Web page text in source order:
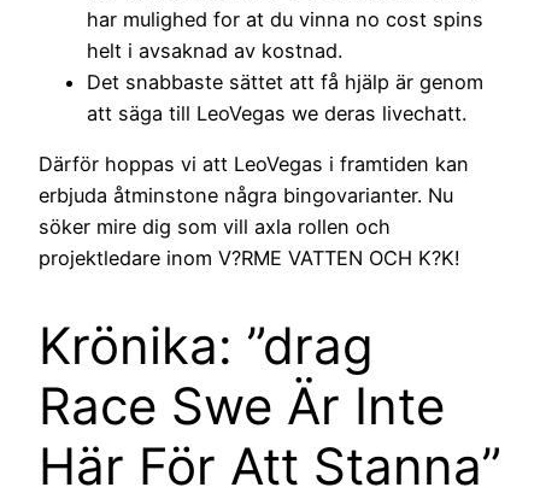
har mulighed for at du vinna no cost spins
helt i avsaknad av kostnad.
Det snabbaste sättet att få hjälp är genom
att säga till LeoVegas we deras livechatt.
Därför hoppas vi att LeoVegas i framtiden kan
erbjuda åtminstone några bingovarianter. Nu
söker mire dig som vill axla rollen och
projektledare inom V?RME VATTEN OCH K?K!
Krönika: ”drag
Race Swe Är Inte
Här För Att Stanna”